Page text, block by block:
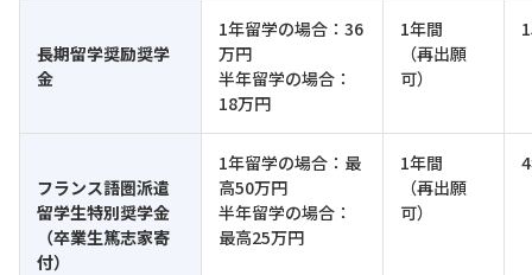
長期留学奨励奨学
金
1年留学の場合：36
万円
半年留学の場合：
18万円
1年間
（再出願
可）
フランス語圏派遣
留学生特別奨学金
（卒業生篤志家寄
付）
1年留学の場合：最
高50万円
半年留学の場合：
最高25万円
1年間
（再出願
可）